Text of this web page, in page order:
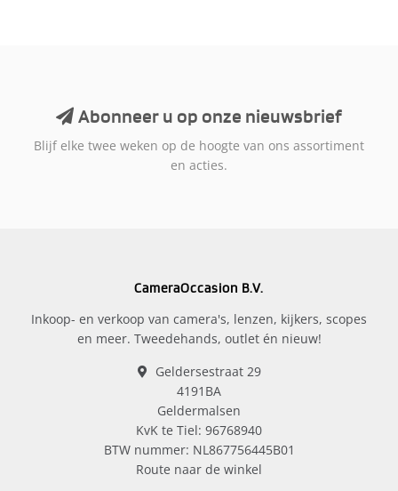
Abonneer u op onze nieuwsbrief
Blijf elke twee weken op de hoogte van ons assortiment
en acties.
CameraOccasion B.V.
Inkoop- en verkoop van camera's, lenzen, kijkers, scopes
en meer. Tweedehands, outlet én nieuw!
Geldersestraat 29
4191BA
Geldermalsen
KvK te Tiel: 96768940
BTW nummer: NL867756445B01
Route naar de winkel